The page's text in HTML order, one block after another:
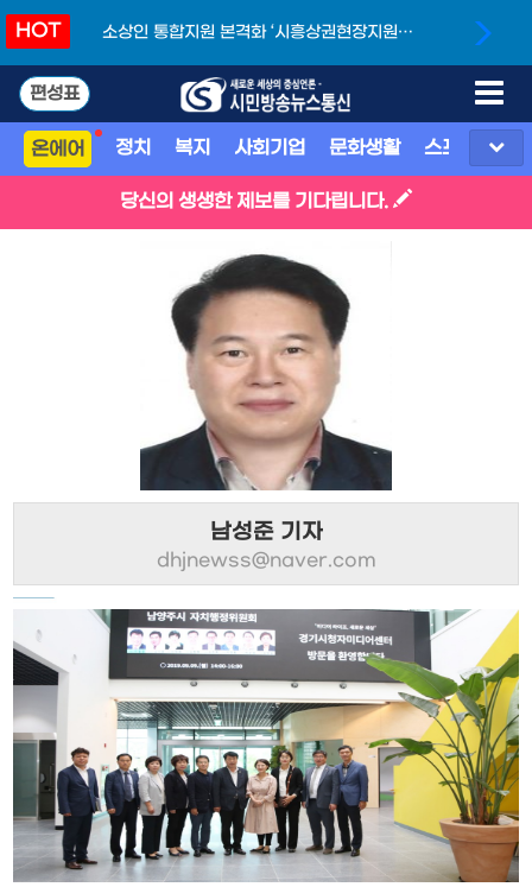
HOT
소상인 통합지원 본격화 ‘시흥상권현장지원단’
편성표
온에어 정치 복지 사회기업 문화생활 스포츠 지
당신의 생생한 제보를 기다립니다.
남성준 기자
dhjnewss@naver.com